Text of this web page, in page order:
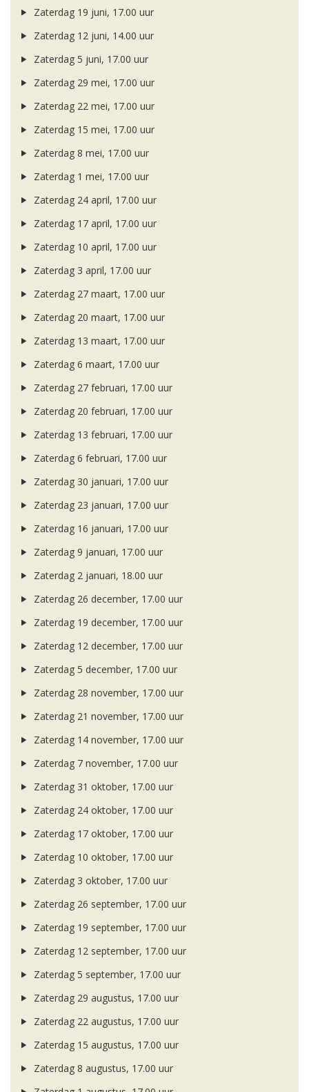
Zaterdag 19 juni, 17.00 uur
Zaterdag 12 juni, 14.00 uur
Zaterdag 5 juni, 17.00 uur
Zaterdag 29 mei, 17.00 uur
Zaterdag 22 mei, 17.00 uur
Zaterdag 15 mei, 17.00 uur
Zaterdag 8 mei, 17.00 uur
Zaterdag 1 mei, 17.00 uur
Zaterdag 24 april, 17.00 uur
Zaterdag 17 april, 17.00 uur
Zaterdag 10 april, 17.00 uur
Zaterdag 3 april, 17.00 uur
Zaterdag 27 maart, 17.00 uur
Zaterdag 20 maart, 17.00 uur
Zaterdag 13 maart, 17.00 uur
Zaterdag 6 maart, 17.00 uur
Zaterdag 27 februari, 17.00 uur
Zaterdag 20 februari, 17.00 uur
Zaterdag 13 februari, 17.00 uur
Zaterdag 6 februari, 17.00 uur
Zaterdag 30 januari, 17.00 uur
Zaterdag 23 januari, 17.00 uur
Zaterdag 16 januari, 17.00 uur
Zaterdag 9 januari, 17.00 uur
Zaterdag 2 januari, 18.00 uur
Zaterdag 26 december, 17.00 uur
Zaterdag 19 december, 17.00 uur
Zaterdag 12 december, 17.00 uur
Zaterdag 5 december, 17.00 uur
Zaterdag 28 november, 17.00 uur
Zaterdag 21 november, 17.00 uur
Zaterdag 14 november, 17.00 uur
Zaterdag 7 november, 17.00 uur
Zaterdag 31 oktober, 17.00 uur
Zaterdag 24 oktober, 17.00 uur
Zaterdag 17 oktober, 17.00 uur
Zaterdag 10 oktober, 17.00 uur
Zaterdag 3 oktober, 17.00 uur
Zaterdag 26 september, 17.00 uur
Zaterdag 19 september, 17.00 uur
Zaterdag 12 september, 17.00 uur
Zaterdag 5 september, 17.00 uur
Zaterdag 29 augustus, 17.00 uur
Zaterdag 22 augustus, 17.00 uur
Zaterdag 15 augustus, 17.00 uur
Zaterdag 8 augustus, 17.00 uur